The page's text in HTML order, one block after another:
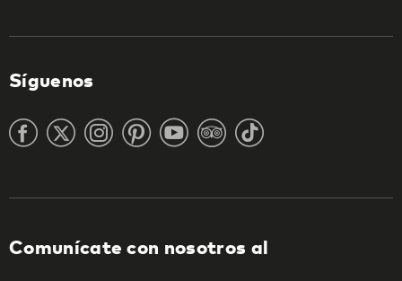
Síguenos
Comunícate con nosotros al